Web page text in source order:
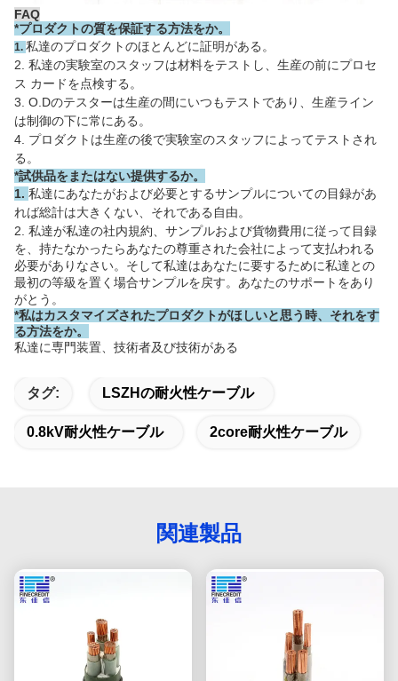
FAQ
*プロダクトの質を保証する方法をか。
1. 私達のプロダクトのほとんどに証明がある。
2. 私達の実験室のスタッフは材料をテストし、生産の前にプロセ
ス カードを点検する。
3. O.Dのテスターは生産の間にいつもテストであり、生産ライン
は制御の下に常にある。
4. プロダクトは生産の後で実験室のスタッフによってテストされ
る。
*試供品をまたはない提供するか。
1. 私達にあなたがおよび必要とするサンプルについての目録があ
れば総計は大きくない、それである自由。
2. 私達が私達の社内規約、サンプルおよび貨物費用に従って目録
を、持たなかったらあなたの尊重された会社によって支払われる
必要がありなさい。そして私達はあなたに要するために私達との
最初の等級を置く場合サンプルを戻す。あなたのサポートをあり
がとう。
*私はカスタマイズされたプロダクトがほしいと思う時、それをす
る方法をか。
私達に専門装置、技術者及び技術がある
タグ: LSZHの耐火性ケーブル
0.8kV耐火性ケーブル 2core耐火性ケーブル
関連製品